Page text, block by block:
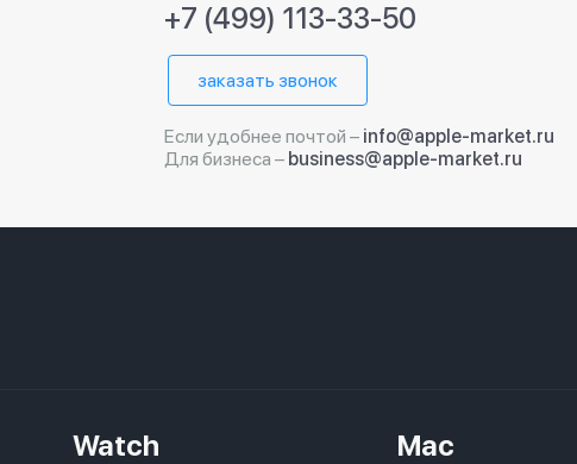
+7 (499) 113-33-50
заказать звонок
Если удобнее почтой – info@apple-market.ru
Для бизнеса – business@apple-market.ru
Watch Mac